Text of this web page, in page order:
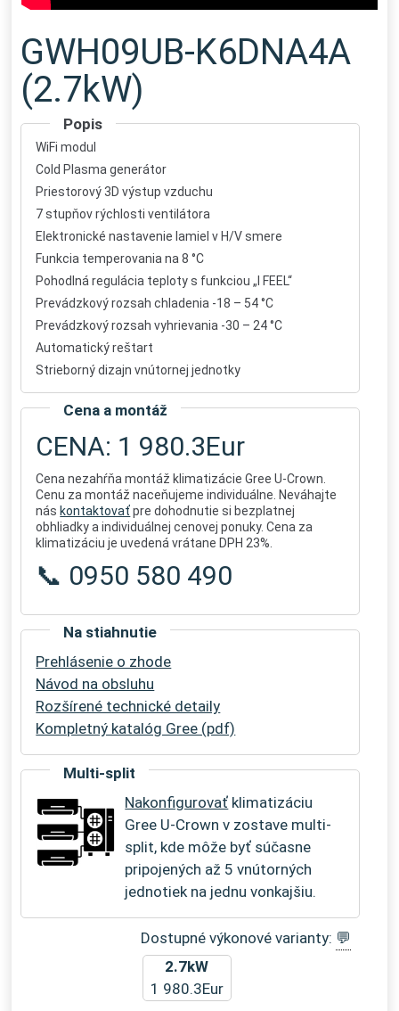
GWH09UB-K6DNA4A
(2.7kW)
Popis
WiFi modul
Cold Plasma generátor
Priestorový 3D výstup vzduchu
7 stupňov rýchlosti ventilátora
Elektronické nastavenie lamiel v H/V smere
Funkcia temperovania na 8 °C
Pohodlná regulácia teploty s funkciou „I FEEL“
Prevádzkový rozsah chladenia -18 – 54 °C
Prevádzkový rozsah vyhrievania -30 – 24 °C
Automatický reštart
Strieborný dizajn vnútornej jednotky
Cena a montáž
CENA: 1 980.3Eur
Cena nezahŕňa montáž klimatizácie Gree U-Crown.
Cenu za montáž naceňujeme individuálne. Neváhajte
nás kontaktovaťpre dohodnutie si bezplatnej
obhliadky a individuálnej cenovej ponuky. Cena za
klimatizáciu je uvedená vrátane DPH 23%.
📞 0950 580 490
Na stiahnutie
Prehlásenie o zhode
Návod na obsluhu
Rozšírené technické detaily
Kompletný katalóg Gree (pdf)
Multi-split
Nakonfigurovať klimatizáciu
Gree U-Crown v zostave multi-
split, kde môže byť súčasne
pripojených až 5 vnútorných
jednotiek na jednu vonkajšiu.
Dostupné výkonové varianty: 💬
2.7kW
1 980.3Eur